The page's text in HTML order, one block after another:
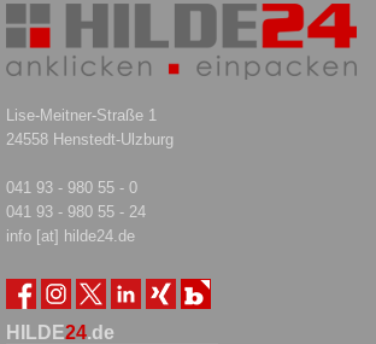
Lise-Meitner-Straße 1
24558 Henstedt-Ulzburg
041 93 - 980 55 - 0
041 93 - 980 55 - 24
info [at] hilde24.de
HILDE24.de